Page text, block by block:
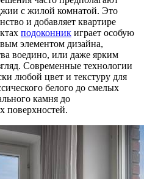
с жилой комнатой. Это
и добавляет квартире
подоконник играет особую
элементом дизайна,
воедино, или даже ярким
Современные технологии
любой цвет и текстуру для
белого до смелых
камня до
поверхностей.